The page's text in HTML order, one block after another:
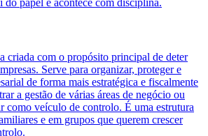
criada com o propósito principal de deter
Serve para organizar, proteger e
de forma mais estratégica e fiscalmente
a gestão de várias áreas de negócio ou
como veículo de controlo. É uma estrutura
e em grupos que querem crescer